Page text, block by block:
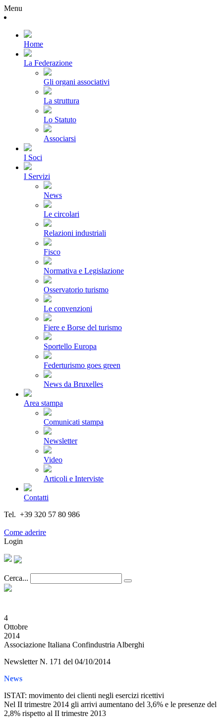
Menu
Home
La Federazione
Gli organi associativi
La struttura
Lo Statuto
Associarsi
I Soci
I Servizi
News
Le circolari
Relazioni industriali
Fisco
Normativa e Legislazione
Osservatorio turismo
Le convenzioni
Fiere e Borse del turismo
Sportello Europa
Federturismo goes green
News da Bruxelles
Area stampa
Comunicati stampa
Newsletter
Video
Articoli e Interviste
Contatti
Tel. +39 320 57 80 986
Come aderire
Login
Cerca...
4
Ottobre
2014
Associazione Italiana Confindustria Alberghi
Newsletter N. 171 del 04/10/2014
News
ISTAT: movimento dei clienti negli esercizi ricettivi
Nel II trimestre 2014 gli arrivi aumentano del 3,6% e le presenze del
2,8% rispetto al II trimestre 2013